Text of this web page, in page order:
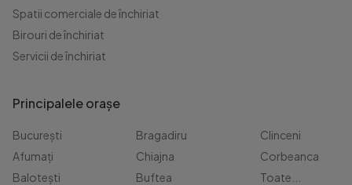
Spatii comerciale de închiriat
Birouri de închiriat
Servicii de închiriat
Principalele orașe
București
Afumați
Balotești
Bragadiru
Chiajna
Buftea
Clinceni
Corbeanca
Toate...